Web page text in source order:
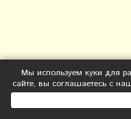
Мы используем куки для
сайте, вы соглашаетесь с